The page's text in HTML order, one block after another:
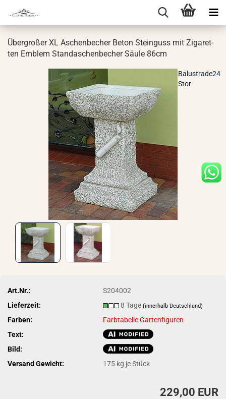
Über­gro­ßer XL Aschen­be­cher Beton Stein­guss mit Zi­ga­ret­
ten Em­blem Stan­daschen­be­cher Säule 86cm
Balustrade24
Stor
Art.Nr.:
S204002
Lieferzeit:
8 Tage(innerhalb Deutschland)
Farben:
Farbtabelle Gartenfiguren
Text:
Bild:
Versand Gewicht:
175 kg je Stück
229,00 EUR